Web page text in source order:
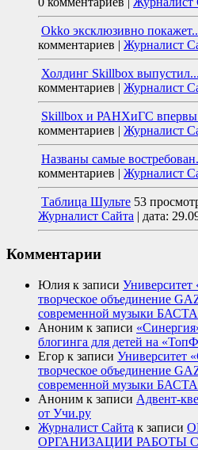
Okko эксклюзивно
комментариев | Журналист
Холдинг Skillbox выпустил...
комментариев | Журналист
Skillbox и РАНХиГС
комментариев | Журналист
Названы самые
комментариев | Журналист
Таблица Шульте 53
Журналист Сайта | дата:
Комментарии
Юлия к записи Университет
творческое объединение
современной музыки
Аноним к записи
блогинга для детей на
Егор к записи Университет
творческое объединение
современной музыки
Аноним к записи Адвент-
от Учи.ру
Журналист Сайта к записи
ОРГАНИЗАЦИИ РАБОТЫ